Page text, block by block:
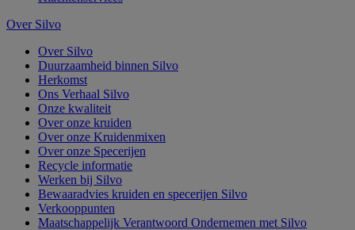
Over Silvo
Over Silvo
Duurzaamheid binnen Silvo
Herkomst
Ons Verhaal Silvo
Onze kwaliteit
Over onze kruiden
Over onze Kruidenmixen
Over onze Specerijen
Recycle informatie
Werken bij Silvo
Bewaaradvies kruiden en specerijen Silvo
Verkooppunten
Maatschappelijk Verantwoord Ondernemen met Silvo